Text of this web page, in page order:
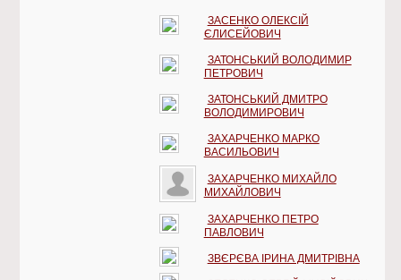
ЗАСЕНКО ОЛЕКСІЙ
ЄЛИСЕЙОВИЧ
ЗАТОНСЬКИЙ ВОЛОДИМИР
ПЕТРОВИЧ
ЗАТОНСЬКИЙ ДМИТРО
ВОЛОДИМИРОВИЧ
ЗАХАРЧЕНКО МАРКО
ВАСИЛЬОВИЧ
ЗАХАРЧЕНКО МИХАЙЛО
МИХАЙЛОВИЧ
ЗАХАРЧЕНКО ПЕТРО
ПАВЛОВИЧ
ЗВЄРЄВА ІРИНА ДМИТРІВНА